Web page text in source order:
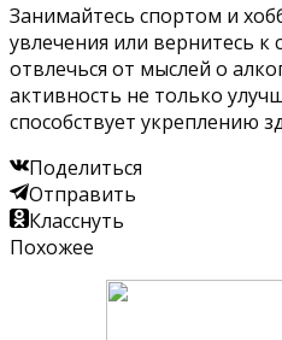
Занимайтесь спортом и
увлечения или вернитесь
отвлечься от мыслей о
активность не только
способствует укреплению
Поделиться
Отправить
Класснуть
Похожее